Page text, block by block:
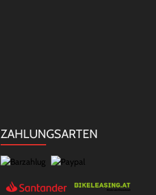
ZAHLUNGSARTEN